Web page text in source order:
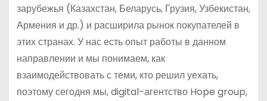
зарубежья (Казахстан, Беларусь, Грузия, Узбекистан,
Армения и др.) и расширила рынок покупателей в
этих странах. У нас есть опыт работы в данном
направлении и мы понимаем, как
взаимодействовать с теми, кто решил уехать,
поэтому сегодня мы, digital-агентство Hope group,